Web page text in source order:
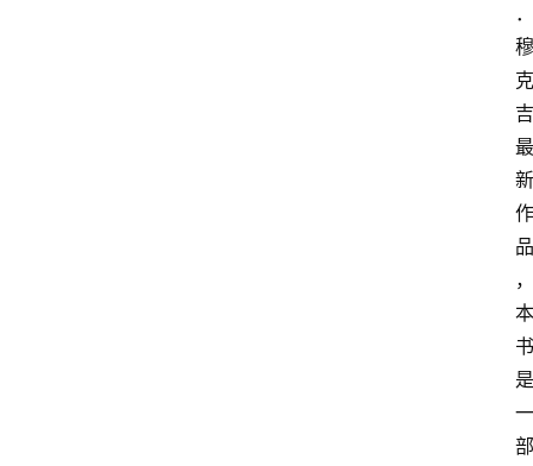
．
穆
克
吉
最
新
作
品
，
本
书
是
一
部